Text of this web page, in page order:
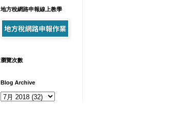
地方稅網路申報線上教學
瀏覽次數
Blog Archive